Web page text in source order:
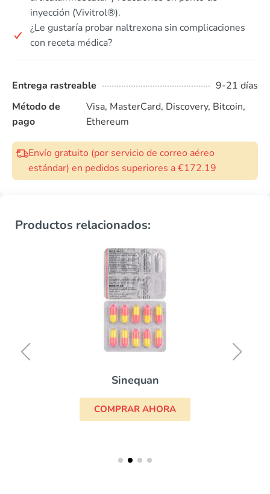
inyección (Vivitrol®).
¿Le gustaría probar naltrexona sin complicaciones
con receta médica?
Entrega rastreable
9-21 días
Método de
pago
Visa, MasterCard, Discovery, Bitcoin,
Ethereum
Envío gratuito (por servicio de correo aéreo
estándar) en pedidos superiores a €172.19
Productos relacionados:
Sinequan
COMPRAR AHORA